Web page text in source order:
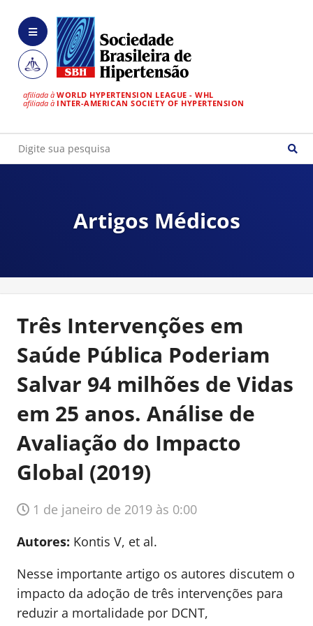
afiliada à WORLD HYPERTENSION LEAGUE - WHL
afiliada à INTER-AMERICAN SOCIETY OF HYPERTENSION
Artigos Médicos
Três Intervenções em
Saúde Pública Poderiam
Salvar 94 milhões de Vidas
em 25 anos. Análise de
Avaliação do Impacto
Global (2019)
1 de janeiro de 2019 às 0:00
Autores: Kontis V, et al.
Nesse importante artigo os autores discutem o
impacto da adoção de três intervenções para
reduzir a mortalidade por DCNT,